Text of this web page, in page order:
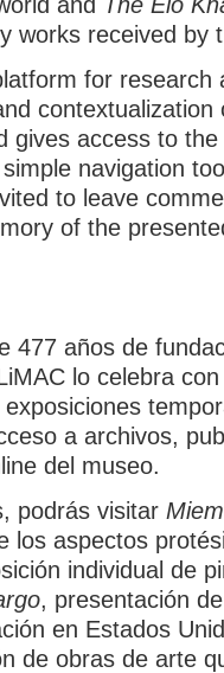
works received by
for research
gives access to
navigation
to leave
of the
477 años de
lo celebra
a archivos,
del museo.
podrás visitar
los aspectos
individual de
, presentación
en Estados
de obras de arte